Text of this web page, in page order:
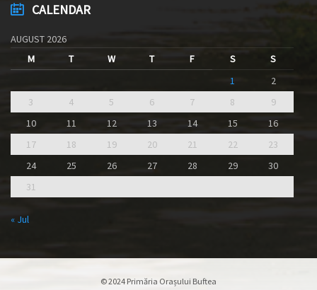
CALENDAR
AUGUST 2026
M
T W T F S
S
1
2
3
4 5 6 7 8
9
10
11 12 13 14 15
16
17
18 19 20 21 22
23
24
25 26 27 28 29
30
31
« Jul
© 2024 Primăria Orașului Buftea